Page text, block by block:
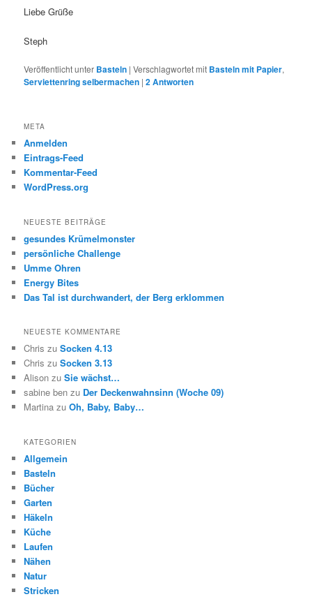
Liebe Grüße
Steph
Veröffentlicht unter Basteln |Verschlagwortet mit Basteln mit Papier,
Serviettenring selbermachen |2Antworten
META
Anmelden
Eintrags-Feed
Kommentar-Feed
WordPress.org
NEUESTE BEITRÄGE
gesundes Krümelmonster
persönliche Challenge
Umme Ohren
Energy Bites
Das Tal ist durchwandert, der Berg erklommen
NEUESTE KOMMENTARE
Chris zuSocken 4.13
Chris zuSocken 3.13
Alison zuSie wächst…
sabine ben zu Der Deckenwahnsinn (Woche 09)
Martina zuOh, Baby, Baby…
KATEGORIEN
Allgemein
Basteln
Bücher
Garten
Häkeln
Küche
Laufen
Nähen
Natur
Stricken